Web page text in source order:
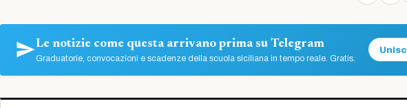
Le notizie come questa arrivano prima su Telegram
Graduatorie, convocazioni e scadenze della scuola siciliana in tempo reale. Gratis.